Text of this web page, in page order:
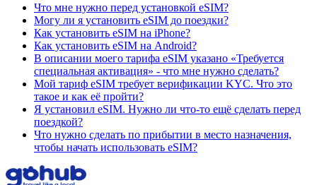
Что мне нужно перед установкой eSIM?
Могу ли я установить eSIM до поездки?
Как установить eSIM на iPhone?
Как установить eSIM на Android?
В описании моего тарифа eSIM указано «Требуется
специальная активация» - что мне нужно сделать?
Мой тариф eSIM требует верификации KYC. Что это
такое и как её пройти?
Я установил eSIM. Нужно ли что-то ещё сделать перед
поездкой?
Что нужно сделать по прибытии в место назначения,
чтобы начать использовать eSIM?